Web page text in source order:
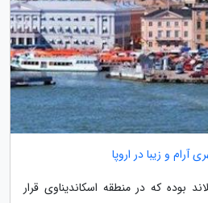
و زیبا در اروپا
بوده که در منطقه اسکاندیناوی قرار